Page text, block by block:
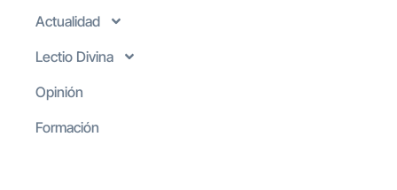
Actualidad
Lectio Divina
Opinión
Formación